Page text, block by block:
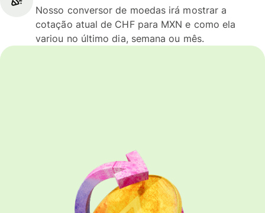
Nosso conversor de moedas irá mostrar a
cotação atual de CHF para MXN e como ela
variou no último dia, semana ou mês.